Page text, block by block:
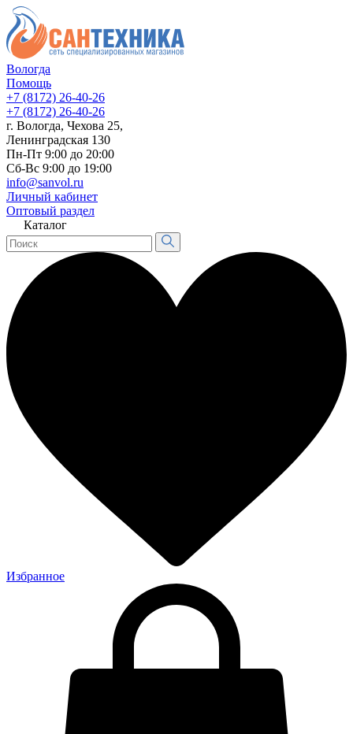
Вологда
Помощь
+7 (8172) 26-40-26
+7 (8172) 26-40-26
г. Вологда, Чехова 25,
Ленинградская 130
Пн-Пт 9:00 до 20:00
Сб-Вс 9:00 до 19:00
info@sanvol.ru
Личный кабинет
Оптовый раздел
Каталог
Избранное